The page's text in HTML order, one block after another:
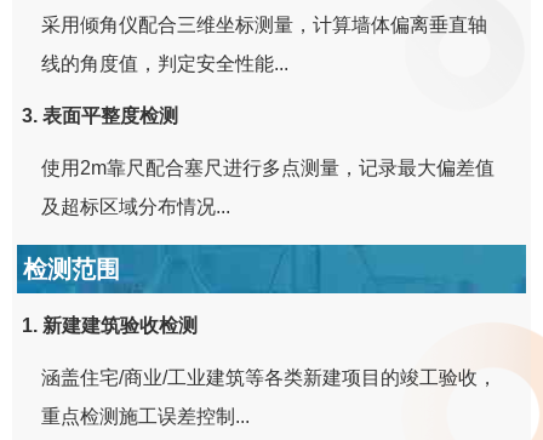
采用倾角仪配合三维坐标测量，计算墙体偏离垂直轴
线的角度值，判定安全性能...
3. 表面平整度检测
使用2m靠尺配合塞尺进行多点测量，记录最大偏差值
及超标区域分布情况...
检测范围
1. 新建建筑验收检测
涵盖住宅/商业/工业建筑等各类新建项目的竣工验收，
重点检测施工误差控制...